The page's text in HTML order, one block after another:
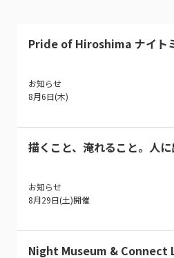
Pride of Hiroshima ナイト
お知らせ
8月6日(木)
描くこと、淹れること。人
お知らせ
8月29日(土)開催
Night Museum & Connect